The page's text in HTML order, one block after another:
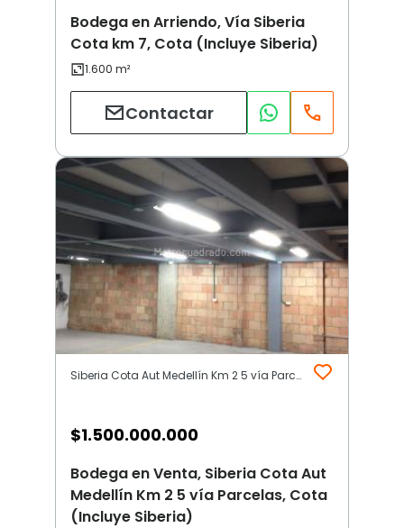
Bodega en Arriendo, Vía Siberia
Cota km 7, Cota (Incluye Siberia)
Contactar
Siberia Cota Aut Medellín Km 2 5 vía Parcelas | Otros | Cota (Incluye Siberia)
$1.500.000.000
Bodega en Venta, Siberia Cota Aut
Medellín Km 2 5 vía Parcelas, Cota
(Incluye Siberia)